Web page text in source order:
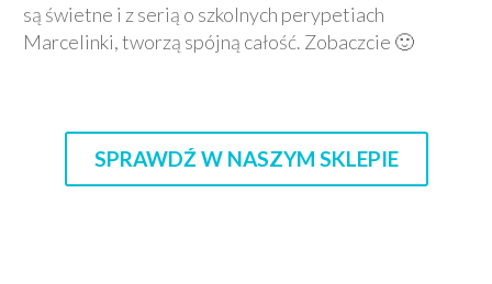
są świetne i z serią o szkolnych perypetiach
Marcelinki, tworzą spójną całość. Zobaczcie 🙂
SPRAWDŹ W NASZYM SKLEPIE